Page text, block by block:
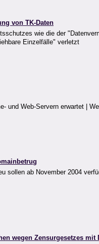
von TK-Daten
wie die der
Einzelfälle" verletzt
und Web-Servern erwartet |
sollen ab November 2004
wegen Zensurgesetzes mit